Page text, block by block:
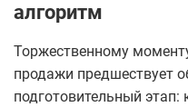
алгоритм
Торжественному
продажи предшествует
подготовительный